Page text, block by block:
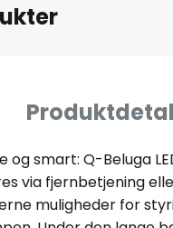
og smart: Q-Beluga
via fjernbetjening
muligheder for